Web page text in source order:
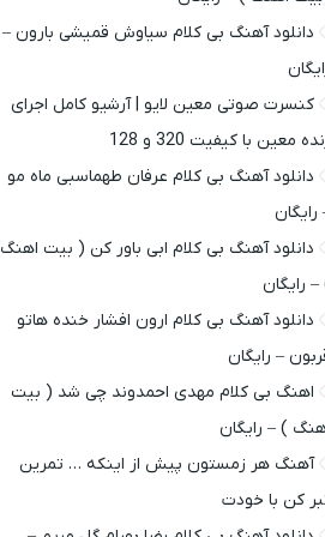
دانلود آهنگ بی کلام سیاوش قمیشی بارون –
کنسرت صوتی معین لایو | آرشیو کامل اجرای
معین با کیفیت 320 و 128
دانلود آهنگ بی کلام عرفان طهماسبی ماه مو
رایگان
دانلود آهنگ بی کلام ابی باور کن ( بیت اهنگ
– رایگان
دانلود آهنگ بی کلام ارون افشار خنده هاتو
– رایگان
اهنگ بی کلام مهدی احمدوند چی شد ( بیت
) – رایگان
آهنگ هر زمستون پیش از اینکه … تمرین
کن با خودت